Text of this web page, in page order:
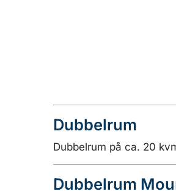
Dubbelrum
Dubbelrum på ca. 20
Dubbelrum